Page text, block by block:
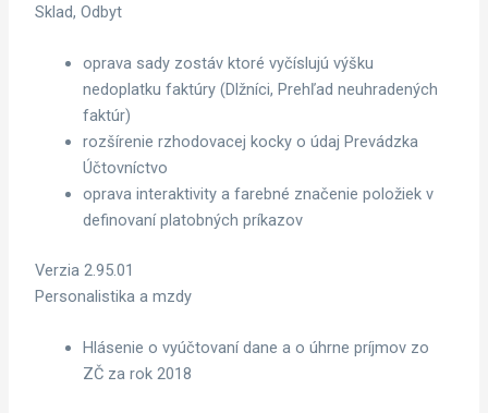
Sklad, Odbyt
oprava sady zostáv ktoré vyčíslujú výšku
nedoplatku faktúry (Dlžníci, Prehľad neuhradených
faktúr)
rozšírenie rzhodovacej kocky o údaj Prevádzka
Účtovníctvo
oprava interaktivity a farebné značenie položiek v
definovaní platobných príkazov
Verzia 2.95.01
Personalistika a mzdy
Hlásenie o vyúčtovaní dane a o úhrne príjmov zo
ZČ za rok 2018